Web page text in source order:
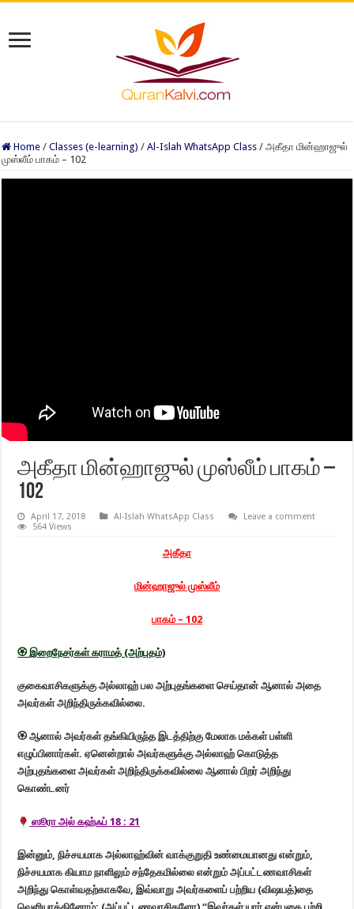
Home / Classes (e-learning) / Al-Islah WhatsApp Class / அகீதா மின்ஹாஜுல்
முஸ்லீம் பாகம் – 102
அகீதா மின்ஹாஜுல் முஸ்லீம் பாகம் –
102
April 17, 2018 Al-Islah WhatsApp Class
Leave a comment
564 Views
அகீதா
மின்ஹாஜுல் முஸ்லீம்
பாகம் – 102
🏵இறைநேசர்கள் கராமத் (அற்புதம்)
குகைவாசிகளுக்கு அல்லாஹ் பல அற்புதங்களை செய்தான் ஆனால் அதை
அவர்கள் அறிந்திருக்கவில்லை.
🏵ஆனால் அவர்கள் தங்கியிருந்த இடத்திற்கு மேலாக மக்கள் பள்ளி
எழுப்பினார்கள். ஏனென்றால் அவர்களுக்கு அல்லாஹ் கொடுத்த
அற்புதங்களை அவர்கள் அறிந்திருக்கவில்லை ஆனால் பிறர் அறிந்து
கொண்டனர்
ஸூரா அல் கஹ்ஃப் 18 : 21
இன்னும், நிச்சயமாக அல்லாஹ்வின் வாக்குறுதி உண்மையானது என்றும்,
நிச்சயமாக கியாம நாளிலும் சந்தேகமில்லை என்றும் அப்பட்டணவாசிகள்
அறிந்து கொள்வதற்காகவே, இவ்வாறு அவர்களைப் பற்றிய (விஷயத்)தை